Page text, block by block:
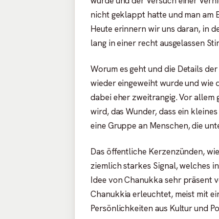
nicht geklappt hatte und man am
Heute erinnern wir uns daran, in
lang in einer recht ausgelassen
Worum es geht und die Details
wieder eingeweiht wurde und wie
dabei eher zweitrangig. Vor allem
wird, das Wunder, dass ein
eine Gruppe an Menschen, die
Das öffentliche Kerzenzünden,
ziemlich starkes Signal, welches
Idee von Chanukka sehr präsent
Chanukkia erleuchtet, meist mit
Persönlichkeiten aus Kultur und